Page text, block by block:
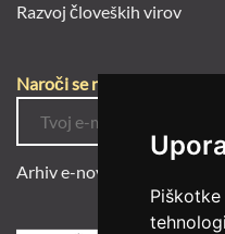
Razvoj človeških virov
Naroči se na e-novice
Arhiv e-novic